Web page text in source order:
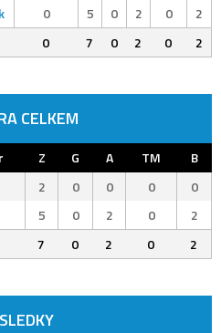
0 5 0 2 0
2
0 7 0 2 0 2
CELKEM
Z G A TM
B
2 0 0 0
0
5 0 2 0
2
7 0 2 0 2